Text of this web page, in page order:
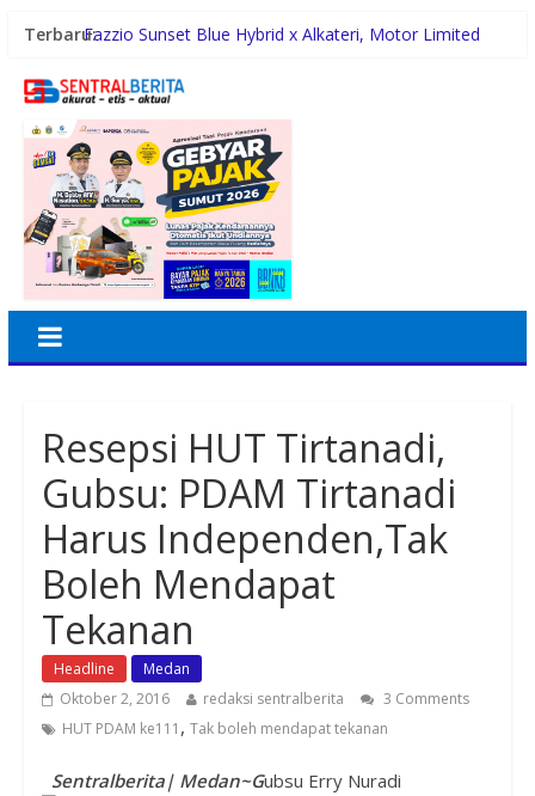
Terbaru:Fazzio Sunset Blue Hybrid x Alkateri, Motor Limited
Mimpi Besar Santri Darul Hikmah Jadi Nyata, Raih BIB
Maknai Kemerdekaan RI Ke-81, Rico Waas :
Kemerdekaan Harus Dirasakan Masyarakat Lewat
Peningkatan Pelayanan Primer
Rico Waas Kerahkan Jajaran Gotong Royong Bersihkan
Parit Jalan Taduan dari Sedimentasi Tebal
Pertamina Patra Niaga Regional Sumbagut Sabet 7
Penghargaan ISRA 2026, Komitmen Nyata Kontribusi
Resepsi HUT Tirtanadi,
Gubsu: PDAM Tirtanadi
Harus Independen,Tak
Boleh Mendapat
Tekanan
Headline
Medan
Oktober 2, 2016
redaksi sentralberita
3 Comments
HUT PDAM ke111 , Tak boleh mendapat tekanan
Sentralberita| Medan~Gubsu Erry Nuradi